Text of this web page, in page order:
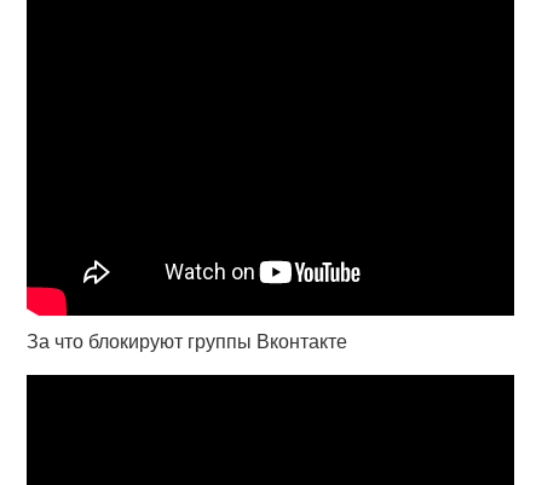
За что блокируют группы Вконтакте